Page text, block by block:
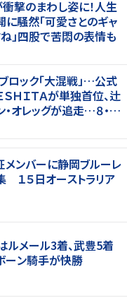
衝撃のまわし姿に！人生
騒然「可愛さとのギャ
」四股で苦悶の表情も
ロック「大混戦」…公式
ＳＨＩＴＡが単独首位、辻
オレッグが追走…８・９
メンバーに静岡ブルーレ
１５日オーストラリア
ルメール3着、武豊5着
ーン騎手が快勝